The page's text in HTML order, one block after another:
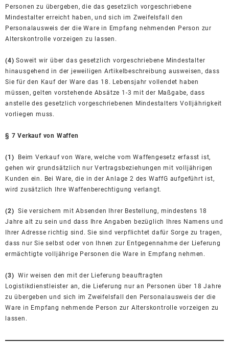
Personen zu übergeben, die das gesetzlich vorgeschriebene
Mindestalter erreicht haben, und sich im Zweifelsfall den
Personalausweis der die Ware in Empfang nehmenden Person zur
Alterskontrolle vorzeigen zu lassen.
(4) Soweit wir über das gesetzlich vorgeschriebene Mindestalter
hinausgehend in der jeweiligen Artikelbeschreibung ausweisen, dass
Sie für den Kauf der Ware das 18. Lebensjahr vollendet haben
müssen, gelten vorstehende Absätze 1-3 mit der Maßgabe, dass
anstelle des gesetzlich vorgeschriebenen Mindestalters Volljährigkeit
vorliegen muss.
§ 7 Verkauf von Waffen
(1) Beim Verkauf von Ware, welche vom Waffengesetz erfasst ist,
gehen wir grundsätzlich nur Vertragsbeziehungen mit volljährigen
Kunden ein. Bei Ware, die in der Anlage 2 des WaffG aufgeführt ist,
wird zusätzlich Ihre Waffenberechtigung verlangt.
(2) Sie versichern mit Absenden Ihrer Bestellung, mindestens 18
Jahre alt zu sein und dass Ihre Angaben bezüglich Ihres Namens und
Ihrer Adresse richtig sind. Sie sind verpflichtet dafür Sorge zu tragen,
dass nur Sie selbst oder von Ihnen zur Entgegennahme der Lieferung
ermächtigte volljährige Personen die Ware in Empfang nehmen.
(3) Wir weisen den mit der Lieferung beauftragten
Logistikdienstleister an, die Lieferung nur an Personen über 18 Jahre
zu übergeben und sich im Zweifelsfall den Personalausweis der die
Ware in Empfang nehmende Person zur Alterskontrolle vorzeigen zu
lassen.